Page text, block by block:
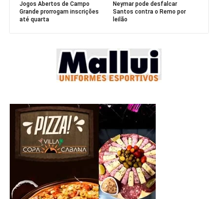
Jogos Abertos de Campo
Grande prorrogam inscrições
até quarta
Neymar pode desfalcar
Santos contra o Remo por
leilão